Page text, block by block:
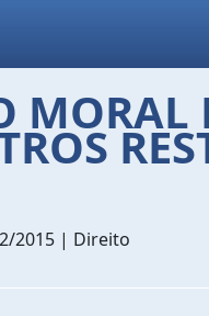
2015 | Direito